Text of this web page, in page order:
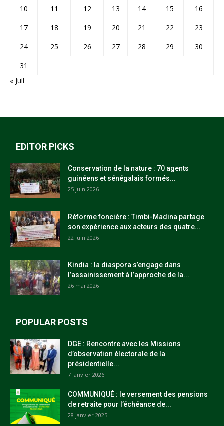
10 11 12 13 14 15
16
17
18 19 20 21 22
23
24
25 26 27 28 29
30
31
« Juil
EDITOR PICKS
Conservation de la nature : 70 agents
guinéens et sénégalais formés...
25 juin 2026
Réforme foncière : Timbi-Madina partage
son expérience aux acteurs des quatre...
22 juin 2026
Kindia : la diaspora s’engage dans
l’assainissement à l’approche de la...
26 mai 2026
POPULAR POSTS
DGE : Rencontre avec les Missions
d’observation électorale de la
présidentielle...
7 janvier 2026
COMMUNIQUÉ : le versement des pensions
de retraite pour l’échéance de...
28 janvier 2025